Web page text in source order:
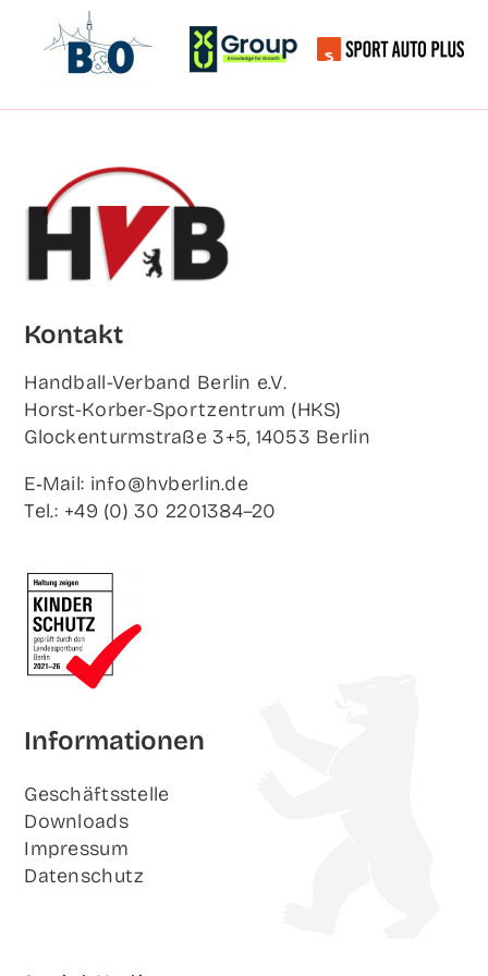
Kon­takt
Hand­ball-Ver­band Ber­lin e.V.
Horst-Korb­er-Sport­zen­trum (HKS)
Glo­cken­turm­stra­ße 3+5, 14053 Berlin
E‑Mail: info@hvberlin.de
Tel.: +49 (0) 30 2201384–20
Infor­ma­tio­nen
Geschäfts­stel­le
Down­loads
Impres­sum
Daten­schutz